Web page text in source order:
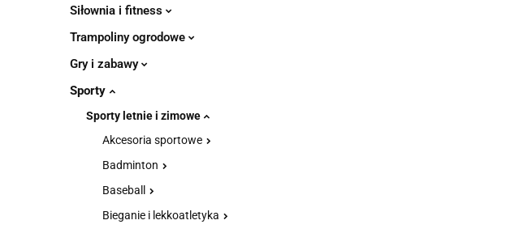
Siłownia i fitness
Trampoliny ogrodowe
Gry i zabawy
Sporty
Sporty letnie i zimowe
Akcesoria sportowe
Badminton
Baseball
Bieganie i lekkoatletyka